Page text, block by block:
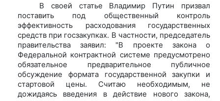
В своей статье Владимир Путин призвал
поставить под общественный контроль
эффективность расходования государственных
средств при госзакупках. В частности, председатель
правительства заявил: "В проекте закона о
Федеральной контрактной системе предусмотрено
обязательное предварительное публичное
обсуждение формата государственной закупки и
стартовой цены. Считаю необходимым, не
дожидаясь введения в действие нового закона,